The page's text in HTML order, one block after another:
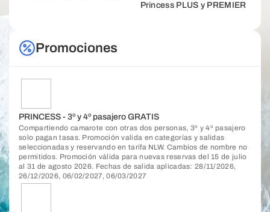
Princess PLUS y PREMIER
Promociones
PRINCESS - 3º y 4º pasajero GRATIS
Compartiendo camarote con otras dos personas, 3º y 4º pasajero
solo pagan tasas. Promoción valida en categorías y salidas
seleccionadas y reservando en tarifa NLW. Cambios de nombre no
permitidos. Promoción válida para nuevas reservas del 15 de julio
al 31 de agosto 2026. Fechas de salida aplicadas: 28/11/2026,
26/12/2026, 06/02/2027, 06/03/2027